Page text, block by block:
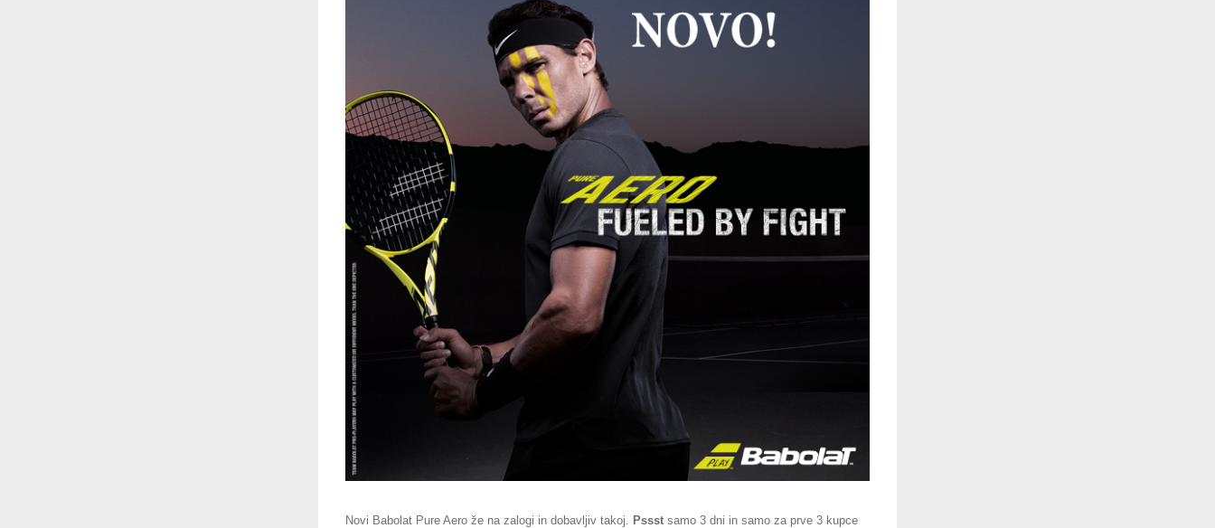
Novi Babolat Pure Aero že na zalogi in dobavljiv takoj. Pssst samo 3 dni in samo za prve 3 kupce